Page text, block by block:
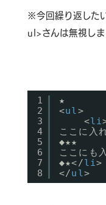
※今回繰り返した
ul>さんは無視しま
1
2
3
4
5
6
7
8
★
<ul>
<li
ここに入
◆★★
ここにも
◆★</li>
</ul>